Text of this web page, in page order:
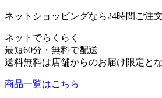
ネットショッピングなら24時間ご注
ネットでらくらく
最短60分・無料で配送
送料無料は店舗からのお届け限定と
商品一覧はこちら